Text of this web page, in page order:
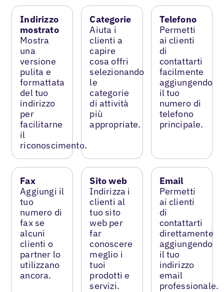
Indirizzo
mostrato
Mostra
una
versione
pulita e
formattata
del tuo
indirizzo
per
facilitarne
il
riconoscimento.
Categorie
Aiuta i
clienti a
capire
cosa offri
selezionando
le
categorie
di attività
più
appropriate.
Telefono
Permetti
ai clienti
di
contattarti
facilmente
aggiungendo
il tuo
numero di
telefono
principale.
Fax
Aggiungi il
tuo
numero di
fax se
alcuni
clienti o
partner lo
utilizzano
ancora.
Sito web
Indirizza i
clienti al
tuo sito
web per
far
conoscere
meglio i
tuoi
prodotti e
servizi.
Email
Permetti
ai clienti
di
contattarti
direttamente
aggiungendo
il tuo
indirizzo
email
professionale.